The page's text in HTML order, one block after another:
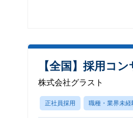
【全国】採用コ
株式会社グラスト
正社員採用 職種・業界未経